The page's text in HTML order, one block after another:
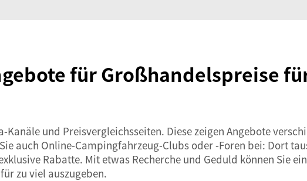
für Großhandelspreise
und Preisvergleichsseiten. Diese zeigen Angebote
auch Online-Campingfahrzeug-Clubs oder -Foren bei: Dort
Rabatte. Mit etwas Recherche und Geduld können Sie
zu viel auszugeben.